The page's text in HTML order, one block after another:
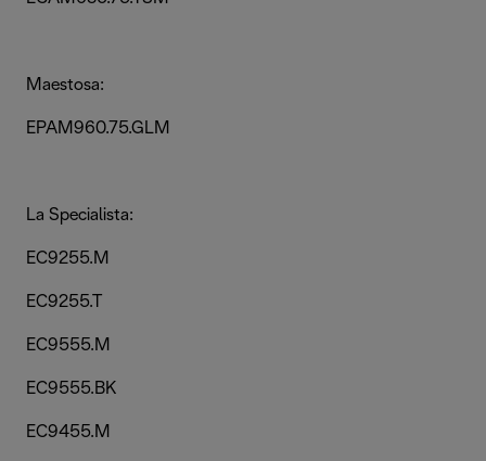
Maestosa:
EPAM960.75.GLM
La Specialista:
EC9255.M
EC9255.T
EC9555.M
EC9555.BK
EC9455.M